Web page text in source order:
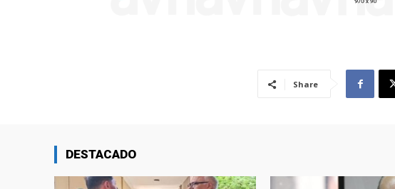
Share
DESTACADO